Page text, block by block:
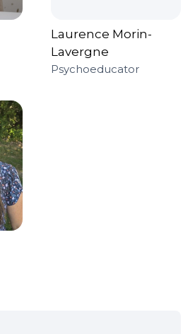
Laurence Morin-
Lavergne
Psychoeducator